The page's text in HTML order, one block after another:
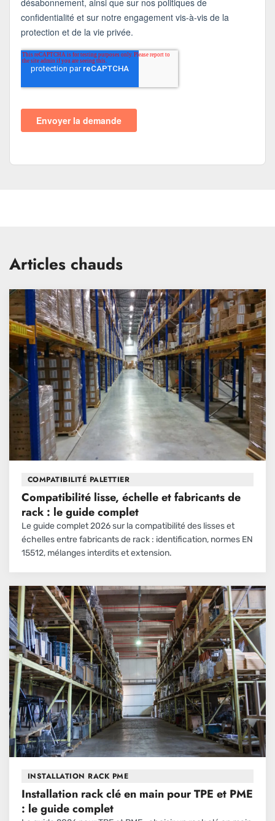
Articles chauds
COMPATIBILITÉ PALETTIER
Compatibilité lisse, échelle et fabricants de
rack : le guide complet
Le guide complet 2026 sur la compatibilité des lisses et
échelles entre fabricants de rack : identification, normes EN
15512, mélanges interdits et extension.
INSTALLATION RACK PME
Installation rack clé en main pour TPE et PME
: le guide complet